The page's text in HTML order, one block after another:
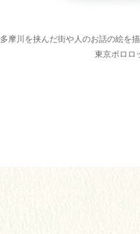
多摩川を挟んだ街や人のお話の絵を
東京ポロ